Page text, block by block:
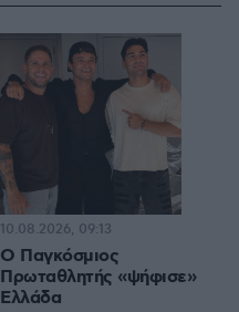
Ο Παγκόσμιος
Πρωταθλητής «ψήφισε»
Ελλάδα
10.08.2026, 09:13